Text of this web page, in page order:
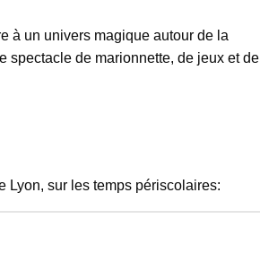
à un univers magique autour de la
spectacle de marionnette, de jeux et de
Lyon, sur les temps périscolaires: